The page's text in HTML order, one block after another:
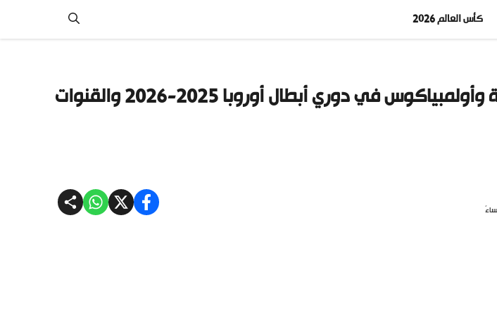
كأس العالم 2026
موعد مباراة برشلونة وأولمبياكوس في دوري أبطال أوروبا 2025-2026 والقنوات